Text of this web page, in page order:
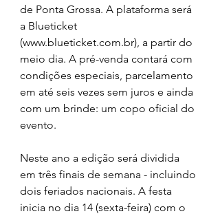
de Ponta Grossa. A plataforma será
a Blueticket
(www.blueticket.com.br), a partir do
meio dia. A pré-venda contará com
condições especiais, parcelamento
em até seis vezes sem juros e ainda
com um brinde: um copo oficial do
evento.
Neste ano a edição será dividida
em três finais de semana - incluindo
dois feriados nacionais. A festa
inicia no dia 14 (sexta-feira) com o